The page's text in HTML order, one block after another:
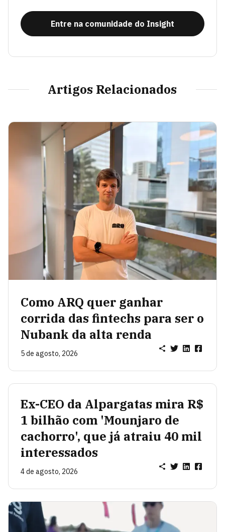
Entre na comunidade do Insight
Artigos Relacionados
Como ARQ quer ganhar
corrida das fintechs para ser o
Nubank da alta renda
5 de agosto, 2026
Ex-CEO da Alpargatas mira R$
1 bilhão com 'Mounjaro de
cachorro', que já atraiu 40 mil
interessados
4 de agosto, 2026